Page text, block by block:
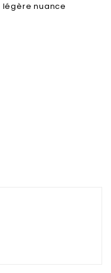
nuance